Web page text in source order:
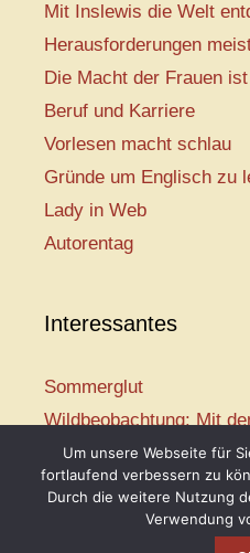
Mit Inslewis die Welt
Herausforderungen
Die Macht der Frauen
Beruf und Karriere
Vorlesen macht schlau
Gründe um Englisch zu
Lady in Web
Autorentag
Interessantes
Sommerglut
Wildbeobachtung: Mit
Mir ist so heiß
Mission:
Vogelwelt-Entdeckertour
Um unsere Webseite für
fortlaufend verbessern zu
Durch die weitere Nutzung
Verwendung